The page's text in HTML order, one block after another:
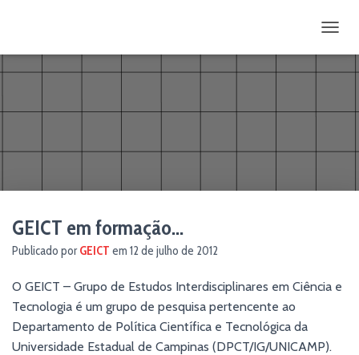
GEICT em formação…
Publicado porGEICT em 12 de julho de 2012
O GEICT – Grupo de Estudos Interdisciplinares em Ciência e
Tecnologia é um grupo de pesquisa pertencente ao
Departamento de Política Científica e Tecnológica da
Universidade Estadual de Campinas (DPCT/IG/UNICAMP).